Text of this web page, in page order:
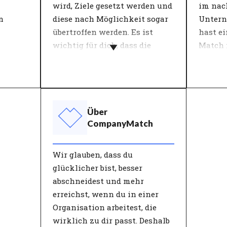
Charakterisierungen.
einen
die
wird, Ziele gesetzt werden und
diese nach Möglichkeit sogar
übertroffen werden. Es ist
wichtig für dich, dass die
Die Wachstumsstrategie der
Organisation beeinflusst die
Entwicklung der
Mitarbeitenden. Dies bestimmt
den Ansatz der Aktivitäten.
Schwerpunkte können
Zusammenarbeit, Innovation,
Ergebnisse und Prozesse sein.
Personen, die in Bezug auf die
Wachstumsstrategie gut zur
im
hast
Match
Über
CompanyMatch
Wir glauben, dass du
glücklicher bist, besser
abschneidest und mehr
erreichst, wenn du in einer
Organisation arbeitest, die
wirklich zu dir passt. Deshalb